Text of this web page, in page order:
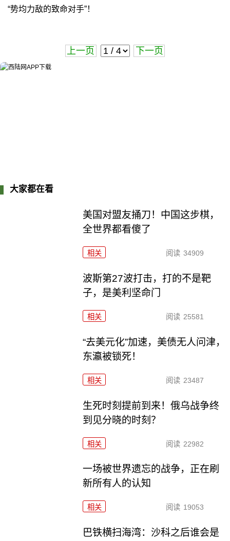
“势均力敌的致命对手”！
上一页 下一页
大家都在看
美国对盟友捅刀！中国这步棋，
全世界都看傻了
相关 阅读 34909
波斯第27波打击，打的不是靶
子，是美利坚命门
相关 阅读 25581
“去美元化”加速，美债无人问津，
东瀛被锁死！
相关 阅读 23487
生死时刻提前到来！俄乌战争终
到见分晓的时刻？
相关 阅读 22982
一场被世界遗忘的战争，正在刷
新所有人的认知
相关 阅读 19053
巴铁横扫海湾：沙科之后谁会是